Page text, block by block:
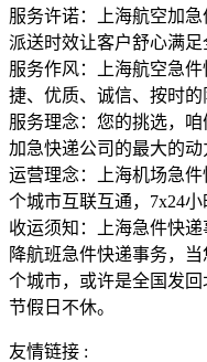
服务许诺：上海航空加
派送时效让客户舒心满
服务作风：上海航空急
捷、优质、诚信、按时
服务理念：您的挑选，
加急快递公司的最大的动
运营理念：上海机场急
个城市互联互通，7x24
收运须知：上海急件快
降航班急件快递事务，
个城市，或许是全国发回
节假日不休。
友情链接 :